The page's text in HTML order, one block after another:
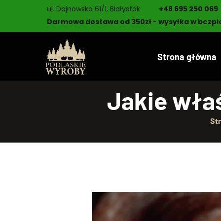
ul. Dojnowska 61/1, Białystok +48 695 250 069
Darmowa dostawa od 350zł - wysyłka w
Strona główna
Jakie